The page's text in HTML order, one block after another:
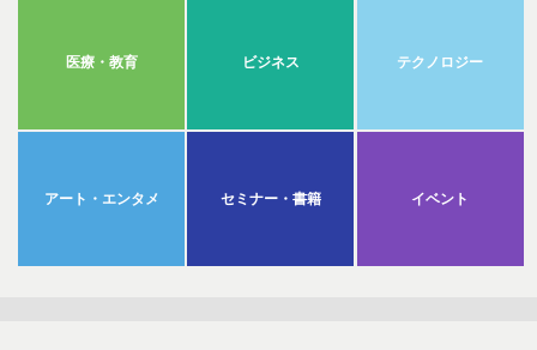
医療・教育 ビジネス テクノロジー
アート・エンタメ セミナー・書籍 イベント